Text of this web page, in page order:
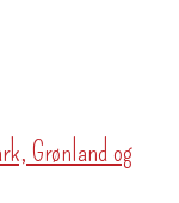
Grønland og